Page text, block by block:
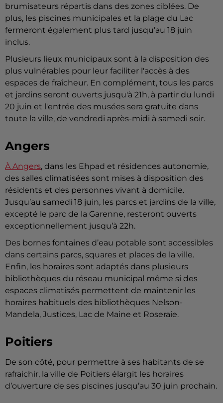
brumisateurs répartis dans des zones ciblées. De
plus, les piscines municipales et la plage du Lac
fermeront également plus tard jusqu’au 18 juin
inclus.
Plusieurs lieux municipaux sont à la disposition des
plus vulnérables pour leur faciliter l'accès à des
espaces de fraîcheur. En complément, tous les parcs
et jardins seront ouverts jusqu'à 21h, à partir du lundi
20 juin et l'entrée des musées sera gratuite dans
toute la ville, de vendredi après-midi à samedi soir.
Angers
À Angers, dans les Ehpad et résidences autonomie,
des salles climatisées sont mises à disposition des
résidents et des personnes vivant à domicile.
Jusqu’au samedi 18 juin, les parcs et jardins de la ville,
excepté le parc de la Garenne, resteront ouverts
exceptionnellement jusqu’à 22h.
Des bornes fontaines d’eau potable sont accessibles
dans certains parcs, squares et places de la ville.
Enfin, les horaires sont adaptés dans plusieurs
bibliothèques du réseau municipal même si des
espaces climatisés permettent de maintenir les
horaires habituels des bibliothèques Nelson-
Mandela, Justices, Lac de Maine et Roseraie.
Poitiers
De son côté, pour permettre à ses habitants de se
rafraichir, la ville de Poitiers élargit les horaires
d’ouverture de ses piscines jusqu’au 30 juin prochain.